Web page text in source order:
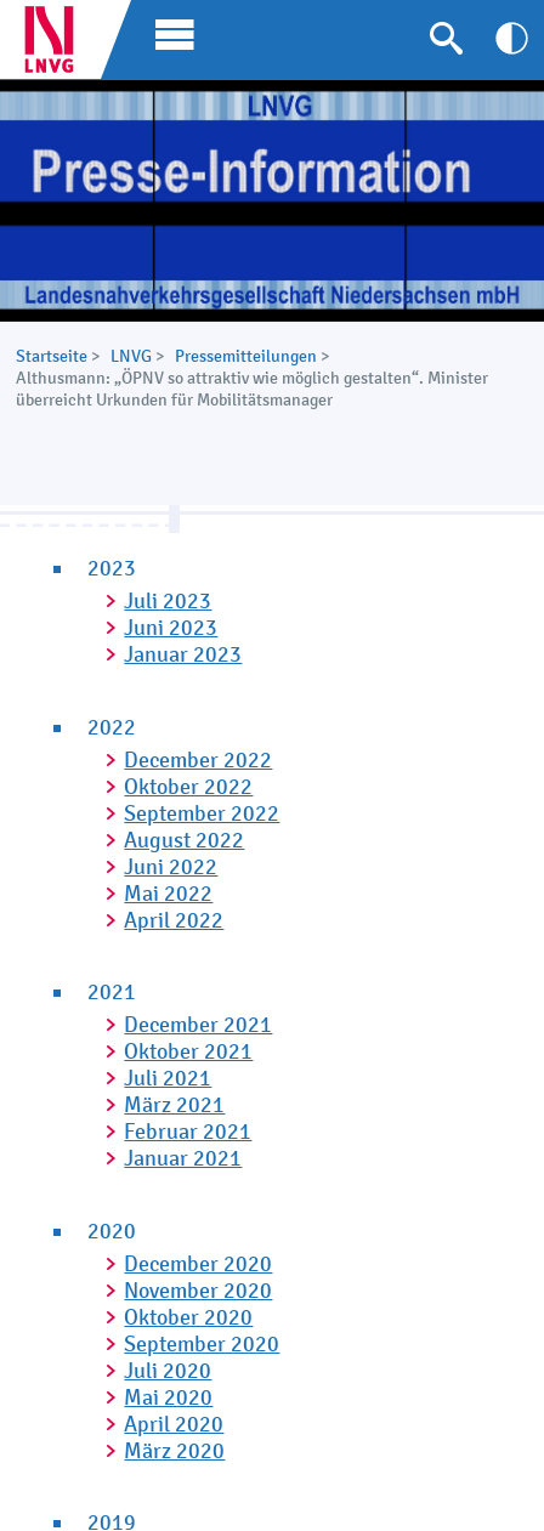
Startseite > LNVG > Pressemitteilungen >
Althusmann: „ÖPNV so attraktiv wie möglich gestalten“. Minister
überreicht Urkunden für Mobilitätsmanager
2023
Juli 2023
Juni 2023
Januar 2023
2022
December 2022
Oktober 2022
September 2022
August 2022
Juni 2022
Mai 2022
April 2022
2021
December 2021
Oktober 2021
Juli 2021
März 2021
Februar 2021
Januar 2021
2020
December 2020
November 2020
Oktober 2020
September 2020
Juli 2020
Mai 2020
April 2020
März 2020
2019